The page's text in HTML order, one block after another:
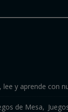
lee y aprende con
de Mesa